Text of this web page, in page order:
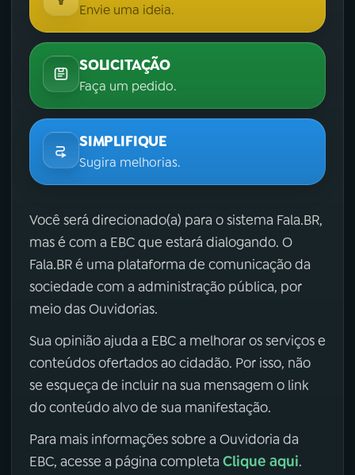
Envie uma ideia.
SOLICITAÇÃO
Faça um pedido.
SIMPLIFIQUE
Sugira melhorias.
Você será direcionado(a) para o sistema Fala.BR,
mas é com a EBC que estará dialogando. O
Fala.BR é uma plataforma de comunicação da
sociedade com a administração pública, por
meio das Ouvidorias.
Sua opinião ajuda a EBC a melhorar os serviços e
conteúdos ofertados ao cidadão. Por isso, não
se esqueça de incluir na sua mensagem o link
do conteúdo alvo de sua manifestação.
Para mais informações sobre a Ouvidoria da
EBC, acesse a página completa Clique aqui.